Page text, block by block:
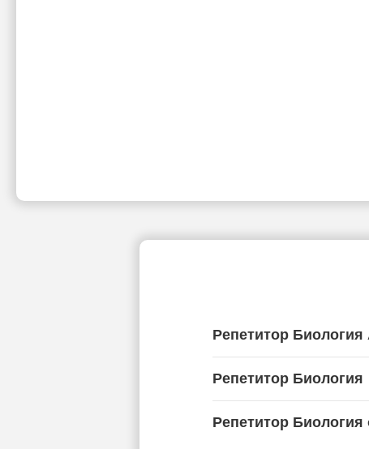
Репетитор
Репетитор Биология
Репетитор Биология